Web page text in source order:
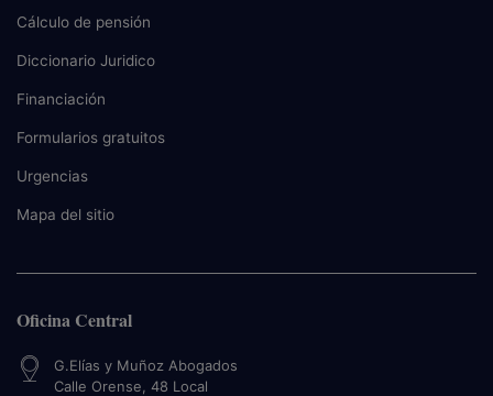
Cálculo de pensión
Diccionario Juridico
Financiación
Formularios gratuitos
Urgencias
Mapa del sitio
Oficina Central
G.Elías y Muñoz Abogados
Calle Orense, 48 Local